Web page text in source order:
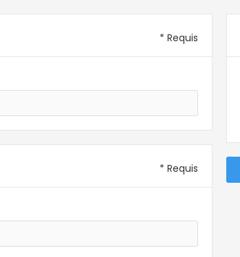
* Requis
* Requis